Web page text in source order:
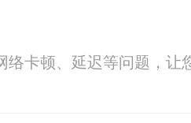
卡顿、延迟等问题，让